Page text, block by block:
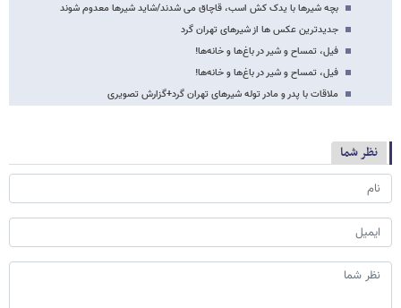
بچه شیرها با یدک کش اسب، قاچاق می شدند/شاید شیرها معدوم شوند
جدیدترین عکس ها از شیرهای تهران گرد
فیل، تمساح و شیر در باغ‌ها و خانه‌ها!
فیل، تمساح و شیر در باغ‌ها و خانه‌ها!
ملاقات با پدر و مادر توله شیرهای تهران گرد+گزارش تصویری
نظر شما